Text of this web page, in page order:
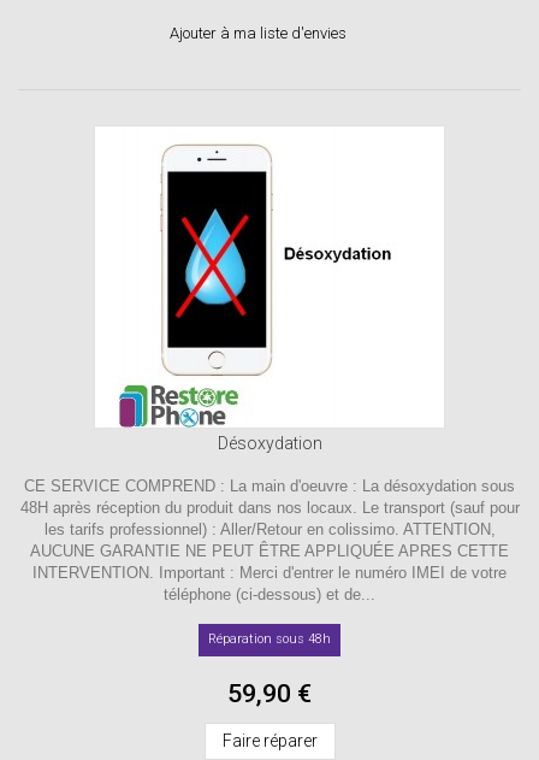
Ajouter à ma liste d'envies
Désoxydation
CE SERVICE COMPREND : La main d'oeuvre : La désoxydation sous
48H après réception du produit dans nos locaux. Le transport (sauf pour
les tarifs professionnel) : Aller/Retour en colissimo. ATTENTION,
AUCUNE GARANTIE NE PEUT ÊTRE APPLIQUÉE APRES CETTE
INTERVENTION. Important : Merci d'entrer le numéro IMEI de votre
téléphone (ci-dessous) et de...
Réparation sous 48h
59,90 €
Faire réparer